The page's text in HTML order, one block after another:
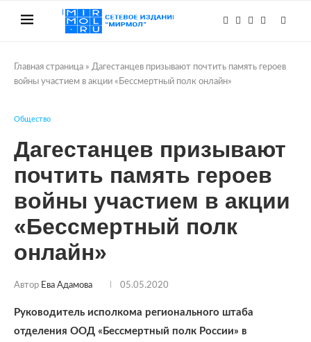
Главная страница » Дагестанцев призывают почтить память героев
войны участием в акции «Бессмертный полк онлайн»
Общество
Дагестанцев призывают
почтить память героев
войны участием в акции
«Бессмертный полк
онлайн»
Автор Ева Адамова 05.05.2020
Руководитель исполкома регионального штаба
отделения ООД «Бессмертный полк России» в